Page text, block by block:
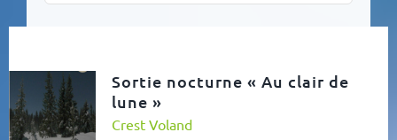
Sortie nocturne « Au clair de
lune »
Crest Voland